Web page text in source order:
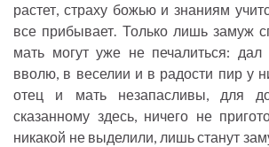
растет, страху божью и знаниям
все прибывает. Только лишь замуж
мать могут уже не печалиться:
вволю, в веселии и в радости пир у
отец и мать незапасливы, для
сказанному здесь, ничего не
никакой не выделили, лишь станут